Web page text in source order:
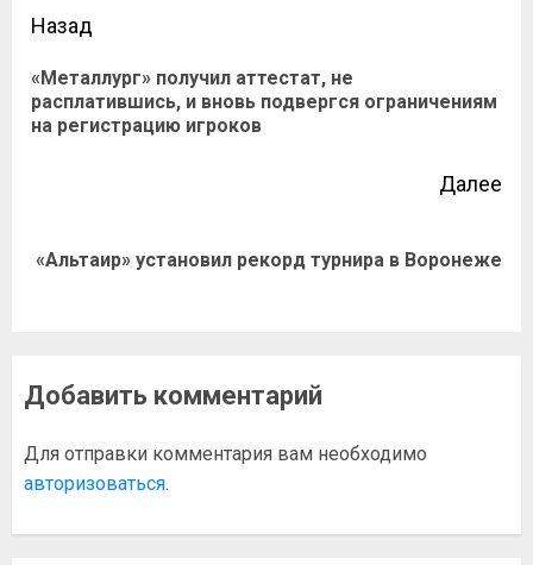
Назад
«Металлург» получил аттестат, не
расплатившись, и вновь подвергся ограничениям
на регистрацию игроков
Далее
«Альтаир» установил рекорд турнира в Воронеже
Добавить комментарий
Для отправки комментария вам необходимо
авторизоваться.